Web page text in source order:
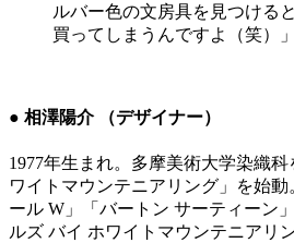
ルバー色の文房具を見つける
買ってしまうんですよ（笑）
● 相澤陽介 （デザイナー）
1977年生まれ。多摩美術大学染織
ワイトマウンテニアリング」を始
ール W」「バートン サーティーン
ルズ バイ ホワイトマウンテニアリ